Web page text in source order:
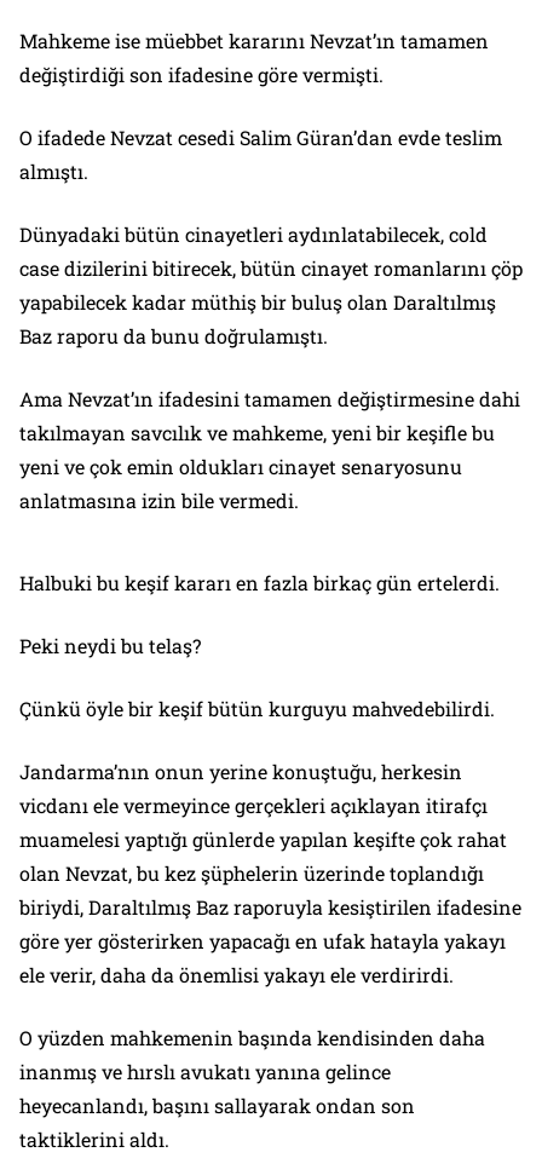
Mahkeme ise müebbet kararını Nevzat’ın tamamen
değiştirdiği son ifadesine göre vermişti.
O ifadede Nevzat cesedi Salim Güran’dan evde teslim
almıştı.
Dünyadaki bütün cinayetleri aydınlatabilecek, cold
case dizilerini bitirecek, bütün cinayet romanlarını çöp
yapabilecek kadar müthiş bir buluş olan Daraltılmış
Baz raporu da bunu doğrulamıştı.
Ama Nevzat’ın ifadesini tamamen değiştirmesine dahi
takılmayan savcılık ve mahkeme, yeni bir keşifle bu
yeni ve çok emin oldukları cinayet senaryosunu
anlatmasına izin bile vermedi.
Halbuki bu keşif kararı en fazla birkaç gün ertelerdi.
Peki neydi bu telaş?
Çünkü öyle bir keşif bütün kurguyu mahvedebilirdi.
Jandarma’nın onun yerine konuştuğu, herkesin
vicdanı ele vermeyince gerçekleri açıklayan itirafçı
muamelesi yaptığı günlerde yapılan keşifte çok rahat
olan Nevzat, bu kez şüphelerin üzerinde toplandığı
biriydi, Daraltılmış Baz raporuyla kesiştirilen ifadesine
göre yer gösterirken yapacağı en ufak hatayla yakayı
ele verir, daha da önemlisi yakayı ele verdirirdi.
O yüzden mahkemenin başında kendisinden daha
inanmış ve hırslı avukatı yanına gelince
heyecanlandı, başını sallayarak ondan son
taktiklerini aldı.